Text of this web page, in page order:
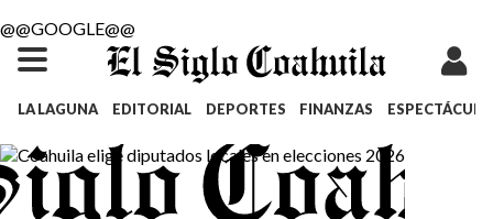
@@GOOGLE@@
LA LAGUNA EDITORIAL DEPORTES FINANZAS